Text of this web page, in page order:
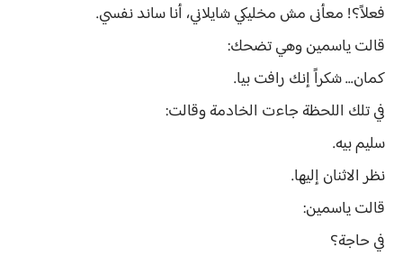
فعلاً؟! معأنى مش مخليكي شايلاني، أنا ساند نفسي.
قالت ياسمين وهي تضحك:
كمان... شكراً إنك رافت بيا.
في تلك اللحظة جاءت الخادمة وقالت:
سليم بيه.
نظر الاثنان إليها.
قالت ياسمين:
في حاجة؟